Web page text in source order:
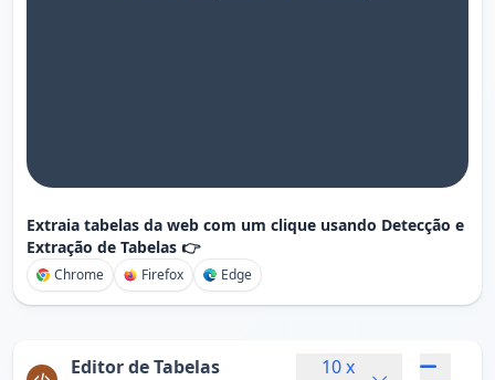
Extraia tabelas da web com um clique usando Detecção e
Extração de Tabelas 👉
Chrome Firefox Edge
Editor de Tabelas
10x